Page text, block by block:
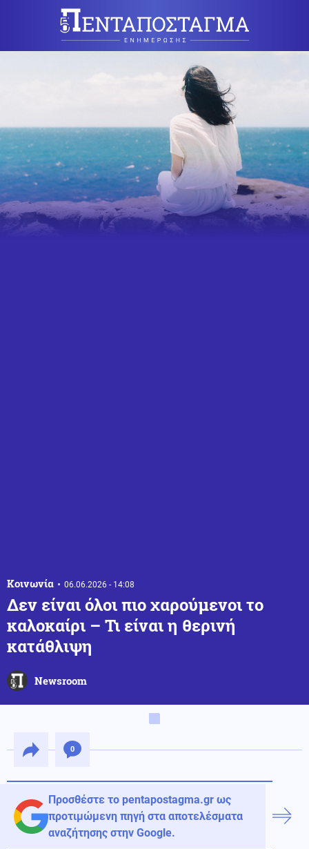
Κοινωνία 06.06.2026 - 14:08
Δεν είναι όλοι πιο χαρούμενοι το
καλοκαίρι – Τι είναι η θερινή
κατάθλιψη
Newsroom
0
Προσθέστε το pentapostagma.gr ως
προτιμώμενη πηγή στα αποτελέσματα
αναζήτησης στην Google.